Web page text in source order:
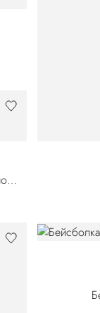
Большой кошелек из матовой крокодиловой кожи с круговой молнией